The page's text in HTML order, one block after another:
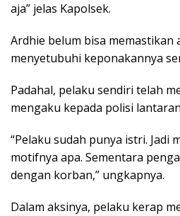
aja” jelas Kapolsek.
Ardhie belum bisa memastikan
menyetubuhi keponakannya
Padahal, pelaku sendiri telah
mengaku kepada polisi
“Pelaku sudah punya istri. Jadi
motifnya apa. Sementara
dengan korban,” ungkapnya.
Dalam aksinya, pelaku kerap